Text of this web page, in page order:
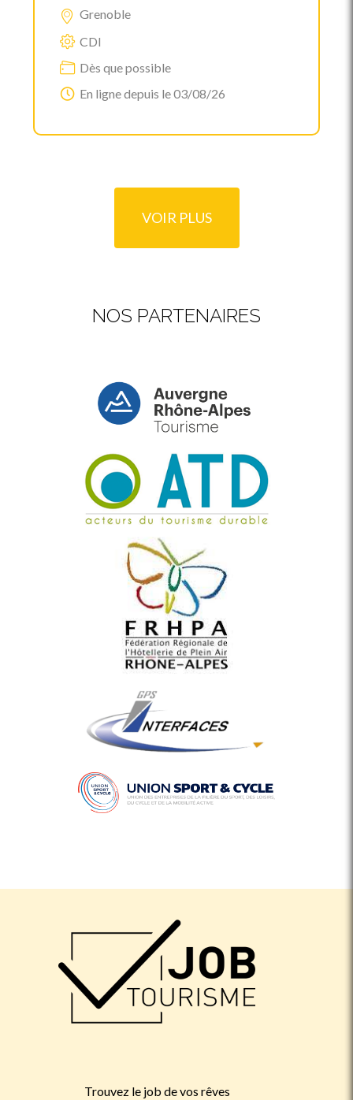
Grenoble
CDI
Dès que possible
En ligne depuis le 03/08/26
VOIR PLUS
NOS PARTENAIRES
Trouvez le job de vos rêves